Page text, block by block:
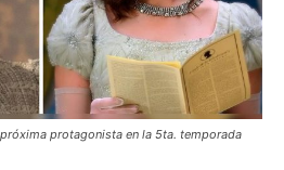
protagonista en la 5ta. temporada